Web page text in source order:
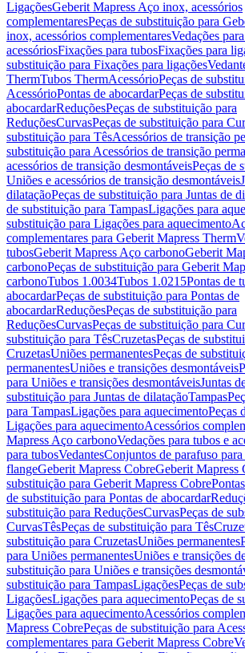
LigaçõesGeberit Mapress Aço inox, acessórios
complementaresPeças de substituição para
inox, acessórios complementaresVedações
acessóriosFixações para tubosFixações para
substituição para Fixações para ligações
ThermTubos ThermAcessórioPeças de
AcessórioPontas de abocardarPeças de
abocardarReduçõesPeças de substituição para
ReduçõesCurvasPeças de substituição para
substituição para TêsAcessórios de transição
substituição para Acessórios de transição
acessórios de transição desmontáveisPeças de
Uniões e acessórios de transição desmontáveis
dilataçãoPeças de substituição para Juntas de
de substituição para TampasLigações para
substituição para Ligações para aquecimento
complementares para Geberit Mapress Therm
tubosGeberit Mapress Aço carbonoGeberit
carbonoPeças de substituição para Geberit
carbonoTubos 1.0034Tubos 1.0215Pontas de
abocardarPeças de substituição para Pontas de
abocardarReduçõesPeças de substituição para
ReduçõesCurvasPeças de substituição para
substituição para TêsCruzetasPeças de
CruzetasUniões permanentesPeças de
permanentesUniões e transições desmontáveis
para Uniões e transições desmontáveisJuntas
substituição para Juntas de dilataçãoTampas
para TampasLigações para aquecimentoPeças
Ligações para aquecimentoAcessórios
Mapress Aço carbonoVedações para tubos e
para tubosVedantesConjuntos de parafuso
flangeGeberit Mapress CobreGeberit Mapress
substituição para Geberit Mapress Cobre
de substituição para Pontas de abocardar
substituição para ReduçõesCurvasPeças de
CurvasTêsPeças de substituição para Tês
substituição para CruzetasUniões permanentes
para Uniões permanentesUniões e transições
substituição para Uniões e transições
substituição para TampasLigaçõesPeças de
LigaçõesLigações para aquecimentoPeças de
Ligações para aquecimentoAcessórios
Mapress CobrePeças de substituição para
complementares para Geberit Mapress Cobre